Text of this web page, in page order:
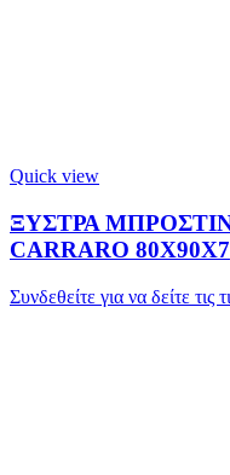
Quick view
ΞΥΣΤΡΑ
CARRARO 80X90X7
Συνδεθείτε για να δείτε τις